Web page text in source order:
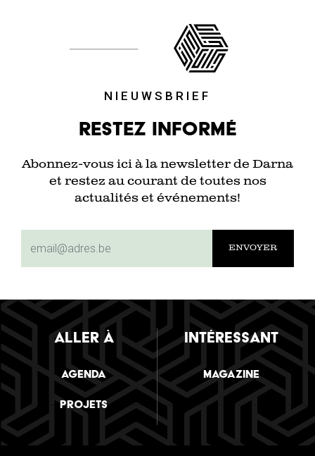
NIEUWSBRIEF
Restez informé
Abonnez-vous ici à la newsletter de Darna
et restez au courant de toutes nos
actualités et événements!
ALLER À
Agenda
Projets
INTÉRESSANT
Magazine